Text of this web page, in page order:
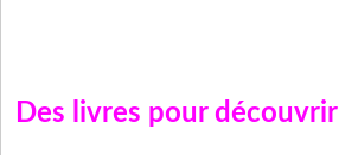
Des livres pour découvrir